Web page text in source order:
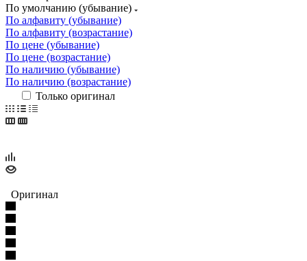
По умолчанию (убывание)
По алфавиту (убывание)
По алфавиту (возрастание)
По цене (убывание)
По цене (возрастание)
По наличию (убывание)
По наличию (возрастание)
Только оригинал
Оригинал